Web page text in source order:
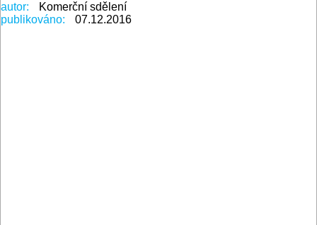
autor:
Komerční sdělení
publikováno:
07.12.2016